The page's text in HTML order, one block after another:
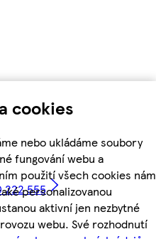
cookies
nebo ukládáme soubory
fungování webu a
použití všech cookies nám
personalizovanou
aktivní jen nezbytné
webu. Své rozhodnutí
222 555